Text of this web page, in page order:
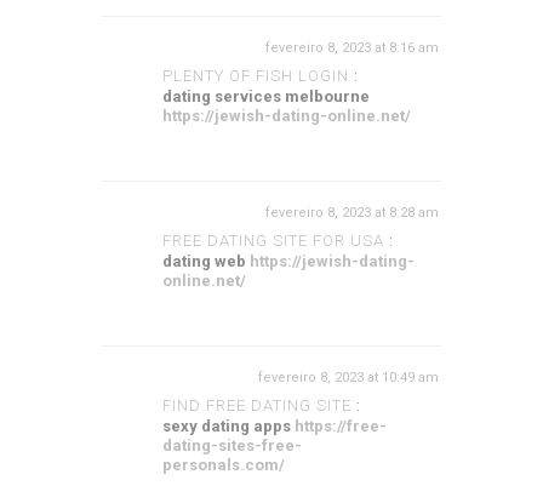
PLENTY OF FISH LOGIN :
fevereiro 8, 2023 at 8:16 am
dating services melbourne
https://jewish-dating-online.net/
FREE DATING SITE FOR USA :
fevereiro 8, 2023 at 8:28 am
dating web https://jewish-dating-
online.net/
FIND FREE DATING SITE :
fevereiro 8, 2023 at 10:49 am
sexy dating apps https://free-
dating-sites-free-
personals.com/